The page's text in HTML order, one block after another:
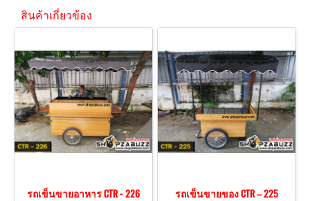
สินค้าเกี่ยวข้อง
รถเข็นขายอาหาร CTR - 226 รถเข็นขายของ CTR – 225